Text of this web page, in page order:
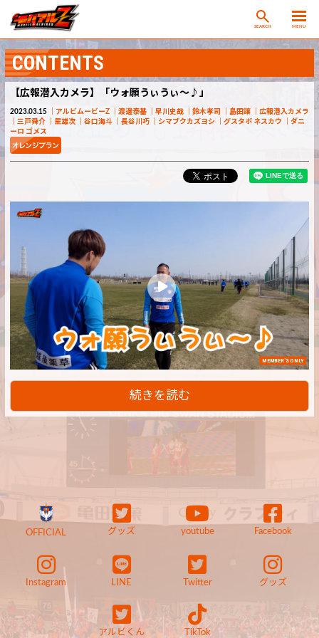
SEARCH MENU
CONTENTS
【広報潜入カメラ】「ウォ願うぃうぃ～♪」
2023.03.15 アルビムービーZ 渡邊泰基 早川史哉 鈴木孝司 島田譲
広報潜入カメラ
三戸舜介
星雄次 谷口海斗 長谷川巧 シマブクカズヨシ グスタボ ネスカウ
ダニ
ーロ ゴメス
MEMBER'S ONLY
続きを読む
OFFICIAL グッズ youtube Facebook
Instagram LINE Twitter グッズ
アルビくん TikTok